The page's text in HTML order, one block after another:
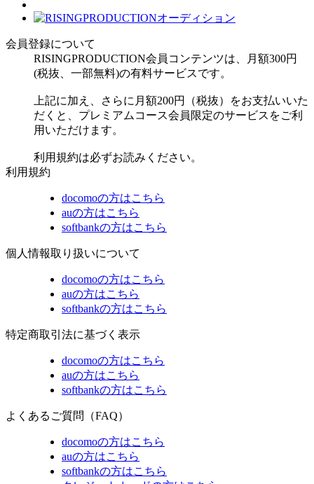
会員登録について
RISINGPRODUCTION会員コンテンツは、月額300円
(税抜、一部無料)の有料サービスです。
上記に加え、さらに月額200円（税抜）をお支払いいた
だくと、プレミアムコース会員限定のサービスをご利
用いただけます。
利用規約は必ずお読みください。
利用規約
docomoの方はこちら
auの方はこちら
softbankの方はこちら
個人情報取り扱いについて
docomoの方はこちら
auの方はこちら
softbankの方はこちら
特定商取引法に基づく表示
docomoの方はこちら
auの方はこちら
softbankの方はこちら
よくあるご質問（FAQ）
docomoの方はこちら
auの方はこちら
softbankの方はこちら